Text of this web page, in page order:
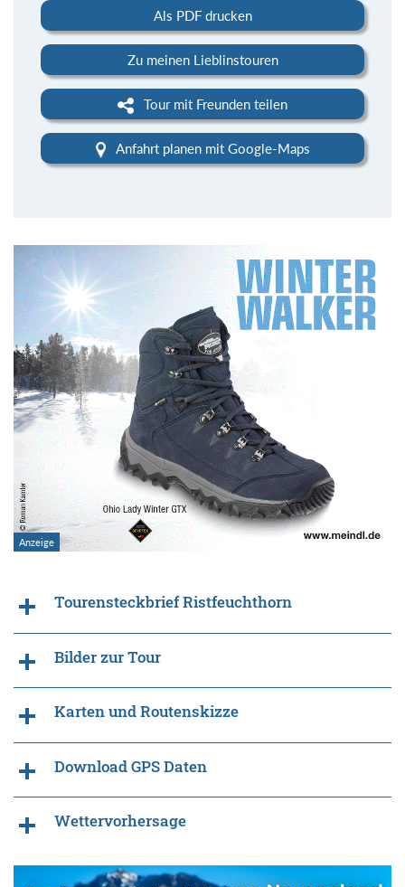
Als PDF drucken
Zu meinen Lieblinstouren
Tour mit Freunden teilen
Anfahrt planen mit Google-Maps
Tourensteckbrief Ristfeuchthorn
Bilder zur Tour
Karten und Routenskizze
Download GPS Daten
Wettervorhersage